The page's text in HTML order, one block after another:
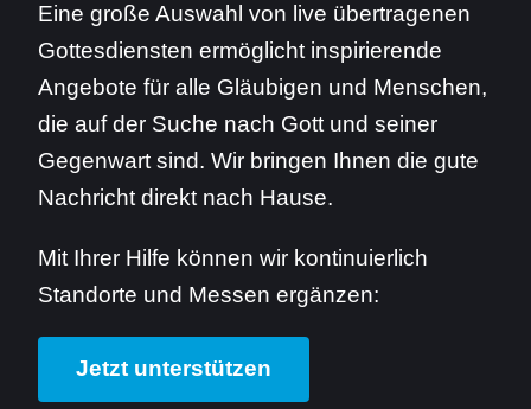
Eine große Auswahl von live übertragenen
Gottesdiensten ermöglicht inspirierende
Angebote für alle Gläubigen und Menschen,
die auf der Suche nach Gott und seiner
Gegenwart sind. Wir bringen Ihnen die gute
Nachricht direkt nach Hause.
Mit Ihrer Hilfe können wir kontinuierlich
Standorte und Messen ergänzen:
Jetzt unterstützen